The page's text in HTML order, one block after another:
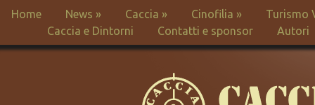
Home News » Caccia » Cinofilia »
Turismo
Caccia e Dintorni
Contatti e sponsor Autori